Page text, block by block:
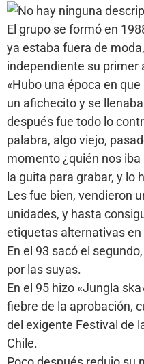
El grupo se formó en
ya estaba fuera de
independiente su primer
«Hubo una época en
un afichecito y se
después fue todo lo
palabra, algo viejo,
momento ¿quién nos
la guita para grabar, y lo
Les fue bien, vendieron
unidades, y hasta
etiquetas alternativas
En el 93 sacó el
por las suyas.
En el 95 hizo «Jungla
fiebre de la aprobación,
del exigente Festival de
Chile.